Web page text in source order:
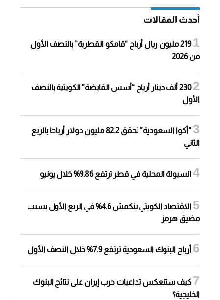
أحدث المقالات
219 مليون ريال أرباح “قامكو القطرية” بالنصف الأول
من 2026
230 ألف دينار أرباح “أسس القابضة” الكويتية بالنصف
الأول
“أكوا السعودية” تحقق 82.2 مليون دولار أرباحا بالربع
الثاني
السيولة المحلية في قطر ترتفع 9.86% خلال يونيو
الاقتصاد الكويتي ينكمش 4.6% في الربع الأول بسبب
مضيق هرمز
أرباح البنوك السعودية ترتفع 7.9% خلال النصف الأول
كيف ستنعكس تداعيات حرب إيران على نتائج البنوك
الخليجية؟